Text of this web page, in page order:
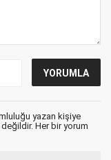
yazan kişiye
Her bir yorum